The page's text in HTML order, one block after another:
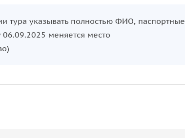
тура указывать полностью ФИО, паспортные
меняется место